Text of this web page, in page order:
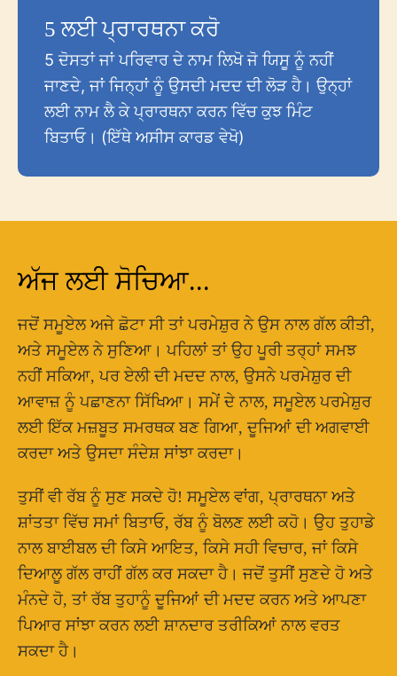
5 ਲਈ ਪ੍ਰਾਰਥਨਾ ਕਰੋ
5 ਦੋਸਤਾਂ ਜਾਂ ਪਰਿਵਾਰ ਦੇ ਨਾਮ ਲਿਖੋ ਜੋ ਯਿਸੂ ਨੂੰ ਨਹੀਂ
ਜਾਣਦੇ, ਜਾਂ ਜਿਨ੍ਹਾਂ ਨੂੰ ਉਸਦੀ ਮਦਦ ਦੀ ਲੋੜ ਹੈ। ਉਨ੍ਹਾਂ
ਲਈ ਨਾਮ ਲੈ ਕੇ ਪ੍ਰਾਰਥਨਾ ਕਰਨ ਵਿੱਚ ਕੁਝ ਮਿੰਟ
ਬਿਤਾਓ। (ਇੱਥੇ ਅਸੀਸ ਕਾਰਡ ਵੇਖੋ)
ਅੱਜ ਲਈ ਸੋਚਿਆ...
ਜਦੋਂ ਸਮੂਏਲ ਅਜੇ ਛੋਟਾ ਸੀ ਤਾਂ ਪਰਮੇਸ਼ੁਰ ਨੇ ਉਸ ਨਾਲ ਗੱਲ ਕੀਤੀ,
ਅਤੇ ਸਮੂਏਲ ਨੇ ਸੁਣਿਆ। ਪਹਿਲਾਂ ਤਾਂ ਉਹ ਪੂਰੀ ਤਰ੍ਹਾਂ ਸਮਝ
ਨਹੀਂ ਸਕਿਆ, ਪਰ ਏਲੀ ਦੀ ਮਦਦ ਨਾਲ, ਉਸਨੇ ਪਰਮੇਸ਼ੁਰ ਦੀ
ਆਵਾਜ਼ ਨੂੰ ਪਛਾਣਨਾ ਸਿੱਖਿਆ। ਸਮੇਂ ਦੇ ਨਾਲ, ਸਮੂਏਲ ਪਰਮੇਸ਼ੁਰ
ਲਈ ਇੱਕ ਮਜ਼ਬੂਤ ਸਮਰਥਕ ਬਣ ਗਿਆ, ਦੂਜਿਆਂ ਦੀ ਅਗਵਾਈ
ਕਰਦਾ ਅਤੇ ਉਸਦਾ ਸੰਦੇਸ਼ ਸਾਂਝਾ ਕਰਦਾ।
ਤੁਸੀਂ ਵੀ ਰੱਬ ਨੂੰ ਸੁਣ ਸਕਦੇ ਹੋ! ਸਮੂਏਲ ਵਾਂਗ, ਪ੍ਰਾਰਥਨਾ ਅਤੇ
ਸ਼ਾਂਤਤਾ ਵਿੱਚ ਸਮਾਂ ਬਿਤਾਓ, ਰੱਬ ਨੂੰ ਬੋਲਣ ਲਈ ਕਹੋ। ਉਹ ਤੁਹਾਡੇ
ਨਾਲ ਬਾਈਬਲ ਦੀ ਕਿਸੇ ਆਇਤ, ਕਿਸੇ ਸਹੀ ਵਿਚਾਰ, ਜਾਂ ਕਿਸੇ
ਦਿਆਲੂ ਗੱਲ ਰਾਹੀਂ ਗੱਲ ਕਰ ਸਕਦਾ ਹੈ। ਜਦੋਂ ਤੁਸੀਂ ਸੁਣਦੇ ਹੋ ਅਤੇ
ਮੰਨਦੇ ਹੋ, ਤਾਂ ਰੱਬ ਤੁਹਾਨੂੰ ਦੂਜਿਆਂ ਦੀ ਮਦਦ ਕਰਨ ਅਤੇ ਆਪਣਾ
ਪਿਆਰ ਸਾਂਝਾ ਕਰਨ ਲਈ ਸ਼ਾਨਦਾਰ ਤਰੀਕਿਆਂ ਨਾਲ ਵਰਤ
ਸਕਦਾ ਹੈ।